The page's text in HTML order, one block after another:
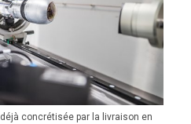
déjà concrétisée par la livraison en